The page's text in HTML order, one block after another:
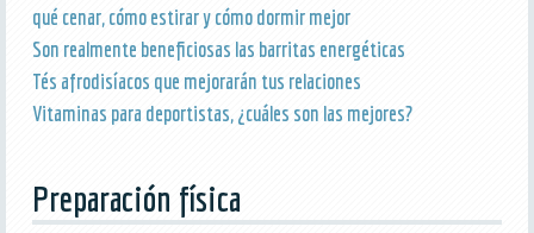
qué cenar, cómo estirar y cómo dormir mejor
Son realmente beneficiosas las barritas energéticas
Tés afrodisíacos que mejorarán tus relaciones
Vitaminas para deportistas, ¿cuáles son las mejores?
Preparación física